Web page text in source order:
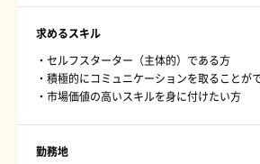
求めるスキル
・セルフスターター（主体的）である方
・積極的にコミュニケーションを取ることが
・市場価値の高いスキルを身に付けたい方
勤務地